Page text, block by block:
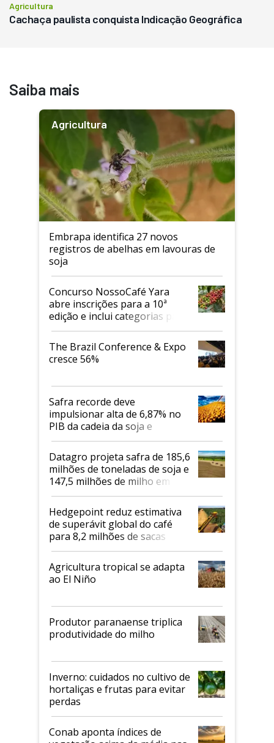
Agricultura
Cachaça paulista conquista Indicação Geográfica
Saiba mais
Agricultura
Embrapa identifica 27 novos
registros de abelhas em lavouras de
soja
Concurso NossoCafé Yara
abre inscrições para a 10ª
edição e inclui categorias para
cafés Canephora
The Brazil Conference & Expo
cresce 56%
Safra recorde deve
impulsionar alta de 6,87% no
PIB da cadeia da soja e
biodiesel em 2026
Datagro projeta safra de 185,6
milhões de toneladas de soja e
147,5 milhões de milho em
2026/27
Hedgepoint reduz estimativa
de superávit global do café
para 8,2 milhões de sacas
Agricultura tropical se adapta
ao El Niño
Produtor paranaense triplica
produtividade do milho
Inverno: cuidados no cultivo de
hortaliças e frutas para evitar
perdas
Conab aponta índices de